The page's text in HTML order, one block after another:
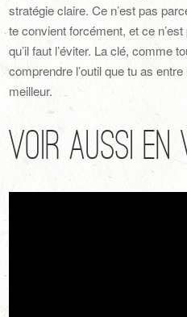
stratégie claire. Ce n’est pas
te convient forcément, et ce
qu’il faut l’éviter. La clé, comme
comprendre l’outil que tu as
meilleur.
Voir aussi en